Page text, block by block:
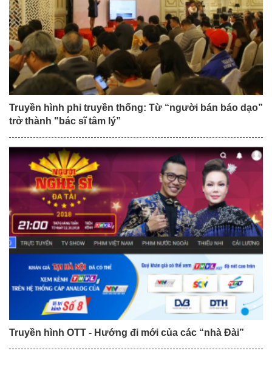
Truyền hình phi truyền thống: Từ “người bán báo dạo”
trở thành "bác sĩ tâm lý”
Truyền hình OTT - Hướng đi mới của các “nhà Đài”